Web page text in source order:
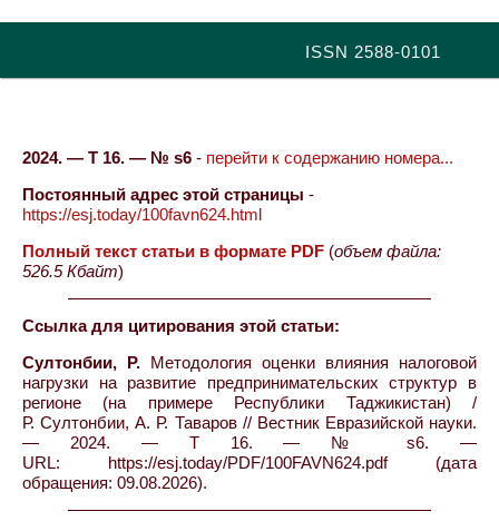
ISSN 2588-0101
2024. — Т 16. — № s6 - перейти к содержанию номера...
Постоянный адрес этой страницы -
https://esj.today/100favn624.html
Полный текст статьи в формате PDF (объем файла:
526.5 Кбайт)
Ссылка для цитирования этой статьи:
Султонбии, Р. Методология оценки влияния налоговой
нагрузки на развитие предпринимательских структур в
регионе (на примере Республики Таджикистан) /
Р. Султонбии, А. Р. Таваров // Вестник Евразийской науки.
— 2024. — Т 16. — № s6. —
URL: https://esj.today/PDF/100FAVN624.pdf (дата
обращения: 09.08.2026).